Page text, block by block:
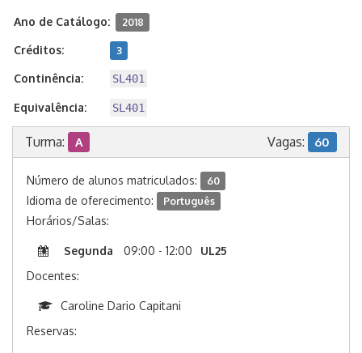
Ano de Catálogo: 2018
Créditos: 3
Continência: SL401
Equivalência: SL401
Turma: A Vagas: 60
Número de alunos matriculados: 60
Idioma de oferecimento: Português
Horários/Salas:
Segunda 09:00 - 12:00
UL25
Docentes:
Caroline Dario Capitani
Reservas: